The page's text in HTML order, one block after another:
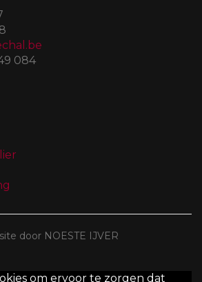
084
door NOESTE IJVER
om ervoor te zorgen dat